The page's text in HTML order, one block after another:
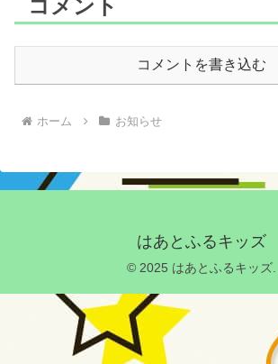
コメント
コメントを書き込む
ホーム お知らせ
はあとふるキッズ
© 2025 はあとふるキッズ.